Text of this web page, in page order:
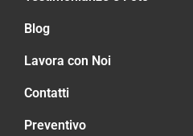
Blog
Lavora con Noi
Contatti
Preventivo